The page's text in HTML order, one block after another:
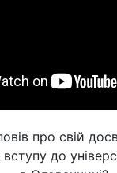
про свій
до